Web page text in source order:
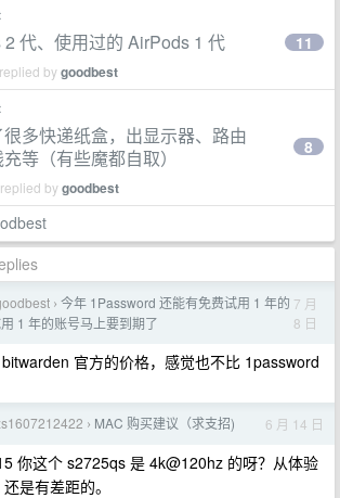
代、使用过的 AirPods 1 代
bygoodbest
11
多快递纸盒，出显示器、路由
等（有些魔都自取）
bygoodbest
8
› 今年 1Password 还能有免费试用 1 年的
1 年的账号马上要到期了
7 月
8 日
官方的价格，感觉也不比 1password
› MAC 购买建议（求支招) 6 月 14 日
你这个 s2725qs 是 4k@120hz 的呀？从体验
是有差距的。